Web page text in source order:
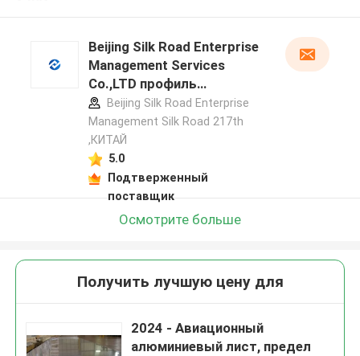
Beijing Silk Road Enterprise
Management Services
Co.,LTD профиль
производителя
Beijing Silk Road Enterprise
Management Silk Road 217th
,КИТАЙ
5.0
Подтверженный
поставщик
Осмотрите больше
Получить лучшую цену для
2024 - Авиационный
алюминиевый лист, предел